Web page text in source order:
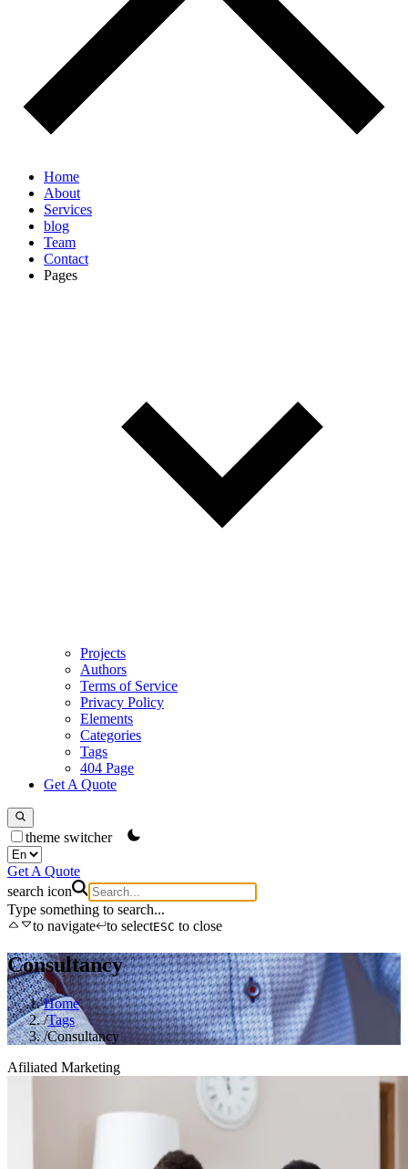
Home
About
Services
blog
Team
Contact
Pages
Projects
Authors
Terms of Service
Privacy Policy
Elements
Categories
Tags
404 Page
Get A Quote
theme switcher
Get A Quote
search icon
Type something to search...
to navigate
to selectESC to close
Consultancy
Home
/Tags
/Consultancy
Afiliated Marketing